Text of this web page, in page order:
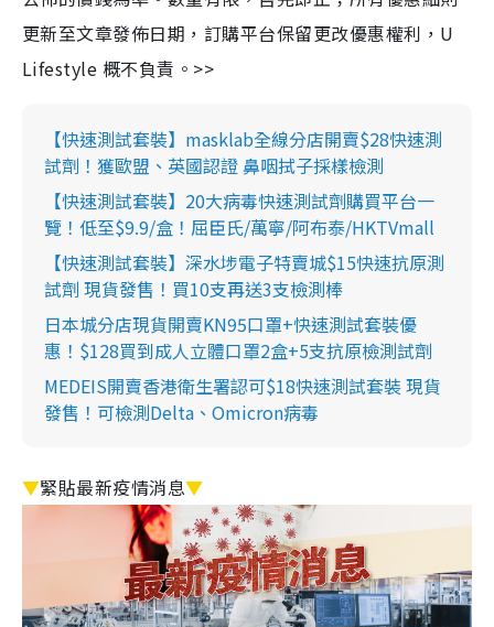
更新至文章發佈日期，訂購平台保留更改優惠權利，U
Lifestyle 概不負責。>>
【快速測試套裝】masklab全線分店開賣$28快速測
試劑！獲歐盟、英國認證 鼻咽拭子採樣檢測
【快速測試套裝】20大病毒快速測試劑購買平台一
覽！低至$9.9/盒！屈臣氏/萬寧/阿布泰/HKTVmall
【快速測試套裝】深水埗電子特賣城$15快速抗原測
試劑 現貨發售！買10支再送3支檢測棒
日本城分店現貨開賣KN95口罩+快速測試套裝優
惠！$128買到成人立體口罩2盒+5支抗原檢測試劑
MEDEIS開賣香港衛生署認可$18快速測試套裝 現貨
發售！可檢測Delta、Omicron病毒
▼緊貼最新疫情消息▼